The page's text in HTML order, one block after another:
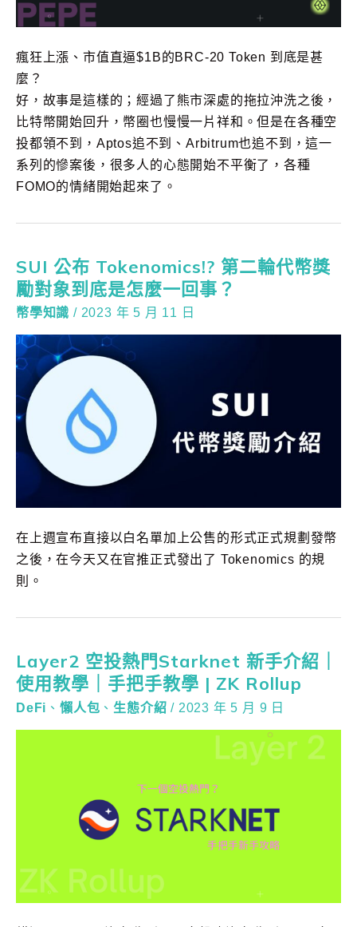
瘋狂上漲、市值直逼$1B的BRC-20 Token 到底是甚
麼？
好，故事是這樣的；經過了熊市深處的拖拉沖洗之後，
比特幣開始回升，幣圈也慢慢一片祥和。但是在各種空
投都領不到，Aptos追不到、Arbitrum也追不到，這一
系列的慘案後，很多人的心態開始不平衡了，各種
FOMO的情緒開始起來了。
SUI 公布 Tokenomics!? 第二輪代幣獎
勵對象到底是怎麼一回事？
幣學知識 / 2023 年 5 月 11 日
在上週宣布直接以白名單加上公售的形式正式規劃發幣
之後，在今天又在官推正式發出了 Tokenomics 的規
則。
Layer2 空投熱門Starknet 新手介紹｜
使用教學｜手把手教學 | ZK Rollup
DeFi 、懶人包 、 生態介紹 / 2023 年 5 月 9 日